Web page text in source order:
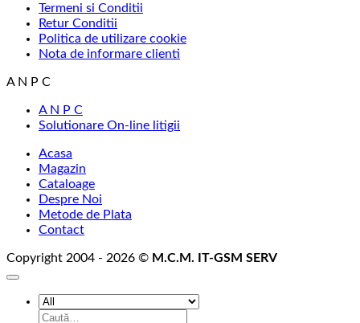
Termeni si Conditii
Retur Conditii
Politica de utilizare cookie
Nota de informare clienti
A N P C
A N P C
Solutionare On-line litigii
Acasa
Magazin
Cataloage
Despre Noi
Metode de Plata
Contact
Copyright 2004 - 2026 © M.C.M. IT-GSM SERV
Caută